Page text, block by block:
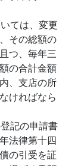
ては、変更
その総額の
つ、毎年三
の合計金額
、支店の所
ければなら
記の申請書
法律第十四
の引受を証